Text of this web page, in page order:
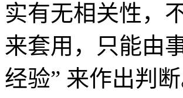
实有无相关性，
来套用，只能由
经验” 来作出判